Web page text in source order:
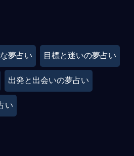
夢占い 目標と迷いの夢占い
出発と出会いの夢占い
い